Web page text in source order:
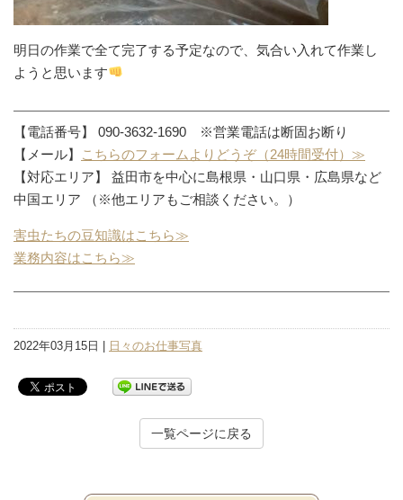
明日の作業で全て完了する予定なので、気合い入れて作業し
ようと思います
【電話番号】 090-3632-1690 ※営業電話は断固お断り
【メール】
こちらのフォームよりどうぞ（24時間受付）≫
【対応エリア】 益田市を中心に島根県・山口県・広島県など
中国エリア （※他エリアもご相談ください。）
害虫たちの豆知識はこちら≫
業務内容はこちら≫
2022年03月15日 | 日々のお仕事写真
一覧ページに戻る